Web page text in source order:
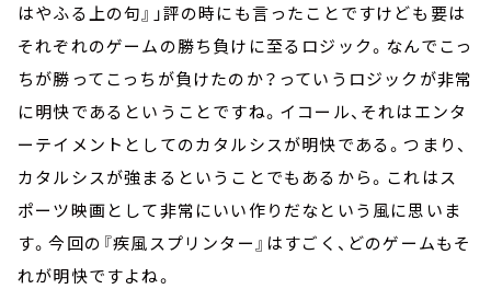
はやふる上の句』」評の時にも言ったことですけども――要は
それぞれのゲームの勝ち負けに至るロジック。なんでこっ
ちが勝ってこっちが負けたのか？っていうロジックが非常
に明快であるということですね。イコール、それはエンタ
ーテイメントとしてのカタルシスが明快である。つまり、
カタルシスが強まるということでもあるから。これはス
ポーツ映画として非常にいい作りだなという風に思いま
す。今回の『疾風スプリンター』はすごく、どのゲームもそ
れが明快ですよね。